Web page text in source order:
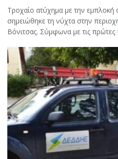
Τροχαίο ατύχημα με την
σημειώθηκε τη νύχτα στην
Βόνιτσας. Σύμφωνα με τις πρώτες